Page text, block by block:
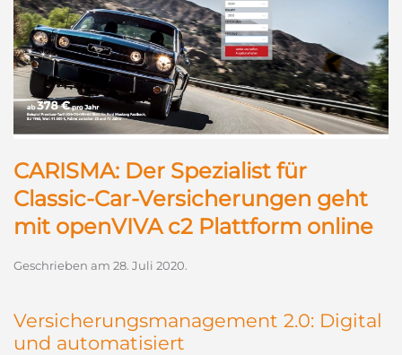
CARISMA: Der Spezialist für
Classic-Car-Versicherungen geht
mit openVIVA c2 Plattform online
Geschrieben am 28. Juli 2020.
Versicherungsmanagement 2.0: Digital
und automatisiert